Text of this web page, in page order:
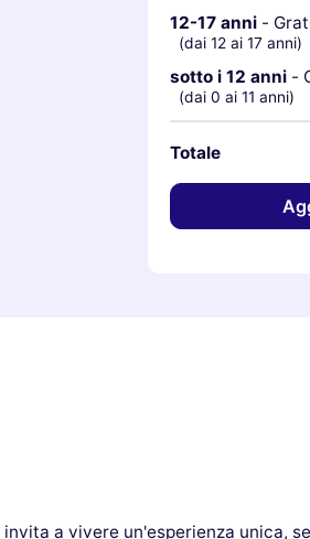
12-17 anni -
(dai 12 ai 17 anni)
sotto i 12 anni -
(dai 0 ai 11 anni)
Totale
invita a vivere un'esperienza unica,